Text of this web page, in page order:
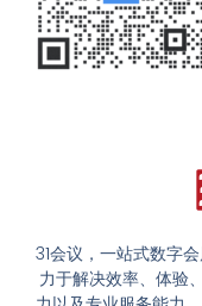
31会议，一站式数字
力于解决效率、体验